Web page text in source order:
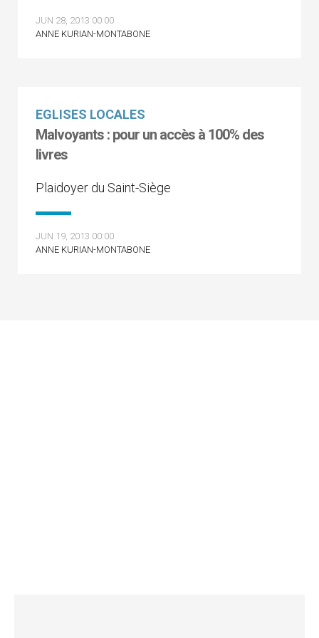
JUN 28, 2013 00:00
ANNE KURIAN-MONTABONE
EGLISES LOCALES
Malvoyants : pour un accès à 100% des
livres
Plaidoyer du Saint-Siège
JUN 19, 2013 00:00
ANNE KURIAN-MONTABONE